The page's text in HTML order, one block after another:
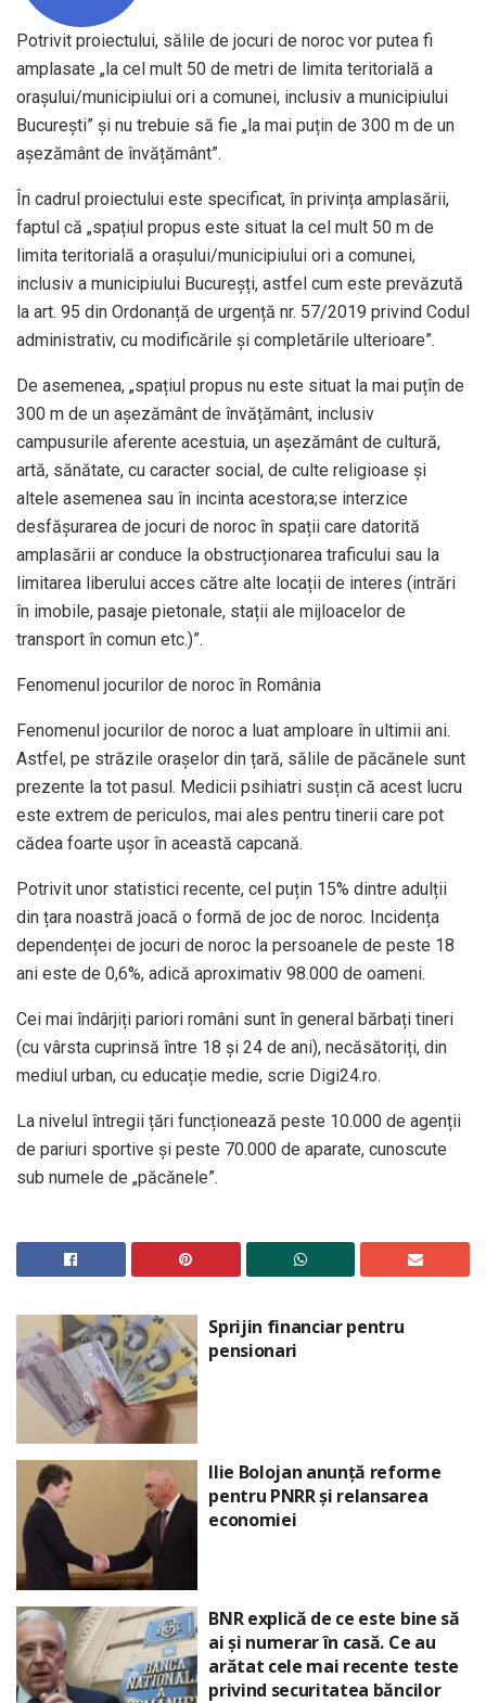
Potrivit proiectului, sălile de jocuri de noroc vor putea fi
amplasate „la cel mult 50 de metri de limita teritorială a
orașului/municipiului ori a comunei, inclusiv a municipiului
București” și nu trebuie să fie „la mai puțin de 300 m de un
așezământ de învățământ”.
În cadrul proiectului este specificat, în privința amplasării,
faptul că „spațiul propus este situat la cel mult 50 m de
limita teritorială a orașului/municipiului ori a comunei,
inclusiv a municipiului Bucureșți, astfel cum este prevăzută
la art. 95 din Ordonanță de urgență nr. 57/2019 privind Codul
administrativ, cu modificările și completările ulterioare”.
De asemenea, „spațiul propus nu este situat la mai puțîn de
300 m de un așezământ de învățământ, inclusiv
campusurile aferente acestuia, un așezământ de cultură,
artă, sănătate, cu caracter social, de culte religioase și
altele asemenea sau în incinta acestora;se interzice
desfășurarea de jocuri de noroc în spații care datorită
amplasării ar conduce la obstrucționarea traficului sau la
limitarea liberului acces către alte locații de interes (intrări
în imobile, pasaje pietonale, stații ale mijloacelor de
transport în comun etc.)”.
Fenomenul jocurilor de noroc în România
Fenomenul jocurilor de noroc a luat amploare în ultimii ani.
Astfel, pe străzile orașelor din țară, sălile de păcănele sunt
prezente la tot pasul. Medicii psihiatri susțin că acest lucru
este extrem de periculos, mai ales pentru tinerii care pot
cădea foarte ușor în această capcană.
Potrivit unor statistici recente, cel puțin 15% dintre adulții
din țara noastră joacă o formă de joc de noroc. Incidența
dependenței de jocuri de noroc la persoanele de peste 18
ani este de 0,6%, adică aproximativ 98.000 de oameni.
Cei mai îndârjiți pariori români sunt în general bărbați tineri
(cu vârsta cuprinsă între 18 și 24 de ani), necăsătoriți, din
mediul urban, cu educație medie, scrie Digi24.ro.
La nivelul întregii țări funcționează peste 10.000 de agenții
de pariuri sportive și peste 70.000 de aparate, cunoscute
sub numele de „păcănele”.
Sprijin financiar pentru
pensionari
Ilie Bolojan anunță reforme
pentru PNRR și relansarea
economiei
BNR explică de ce este bine să
ai și numerar în casă. Ce au
arătat cele mai recente teste
privind securitatea băncilor